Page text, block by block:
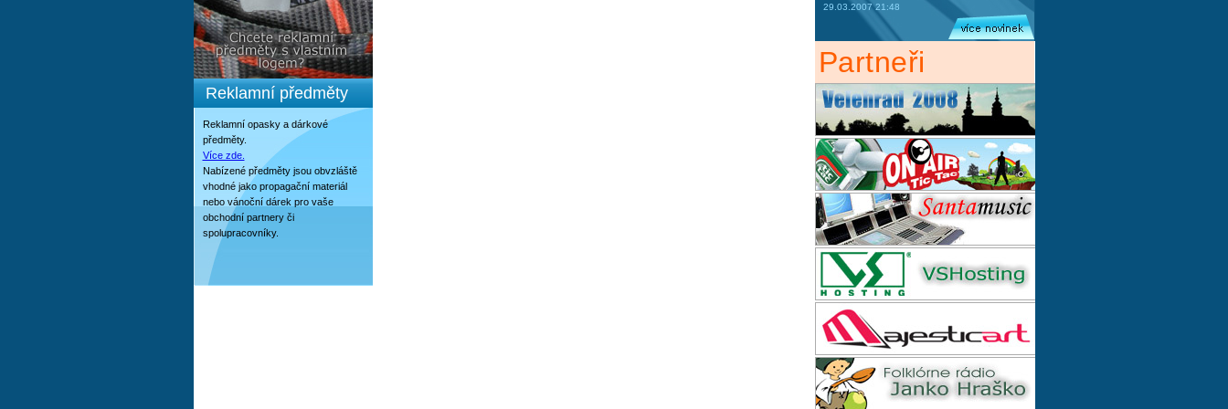
Reklamní předměty
Reklamní opasky a dárkové
předměty.
Více zde.
Nabízené předměty jsou obvzláště
vhodné jako propagační materiál
nebo vánoční dárek pro vaše
obchodní partnery či
spolupracovníky.
29.03.2007 21:48
Partneři